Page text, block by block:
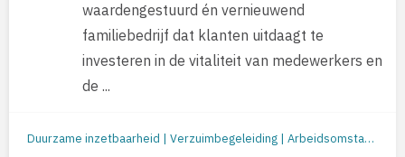
waardengestuurd én vernieuwend
familiebedrijf dat klanten uitdaagt te
investeren in de vitaliteit van medewerkers en
de ...
Duurzame inzetbaarheid | Verzuimbegeleiding | Arbeidsomstandigheden (o.a. RI&E en werkplekonderzoek) | Re-integratie: begeleiding naar werk | Jobcoaching | Re-integratie tweede spoor | Outplacement | Loopbaanbegeleiding | Loopbaanontwikkeling | Mobiliteit